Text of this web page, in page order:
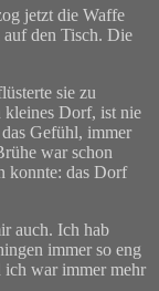
jetzt die Waffe
den Tisch. Die
sie zu
kleines Dorf, ist nie
Gefühl, immer
war schon
konnte: das Dorf
auch. Ich hab
immer so eng
ich war immer mehr